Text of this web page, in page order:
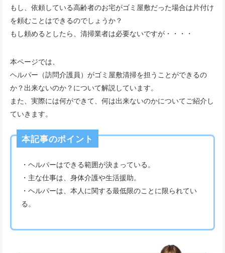
もし、依頼している高齢者のお宅がゴミ屋敷だった場合は片付け
を頼むことはできるのでしょうか？
もし頼めるとしたら、清掃業者は必要ないですが・・・・
本ページでは、
ヘルパー（訪問介護員）がゴミ屋敷清掃を担うことができるの
か？出来ないのか？について解説しています。
また、実際には何ができて、何は出来ないのかについてご紹介し
ていきます。
本記事のポイント
・ヘルパーはできる範囲が決まっている。
・主な仕事は、身体介護や生活援助。
・ヘルパーは、本人に関する最低限のことに限られてい
る。